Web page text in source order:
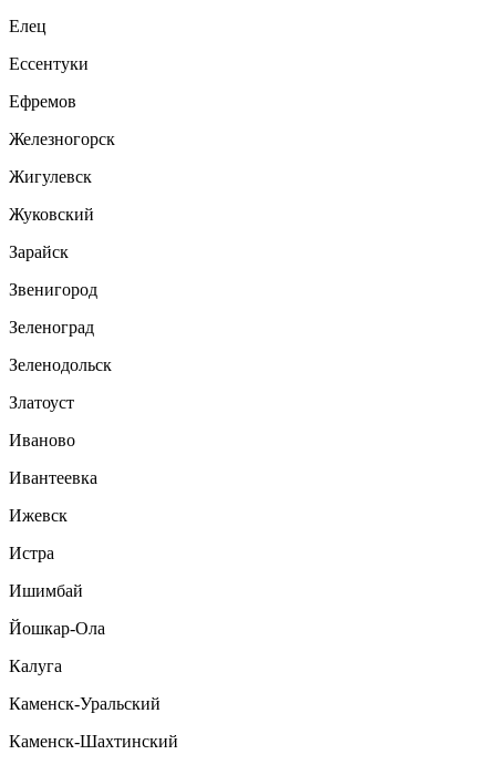
Елец
Ессентуки
Ефремов
Железногорск
Жигулевск
Жуковский
Зарайск
Звенигород
Зеленоград
Зеленодольск
Златоуст
Иваново
Ивантеевка
Ижевск
Истра
Ишимбай
Йошкар-Ола
Калуга
Каменск-Уральский
Каменск-Шахтинский